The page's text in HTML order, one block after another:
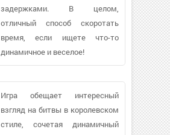
задержками. В целом,
отличный способ скоротать
время, если ищете что-то
динамичное и веселое!
Игра обещает интересный
взгляд на битвы в королевском
стиле, сочетая динамичный